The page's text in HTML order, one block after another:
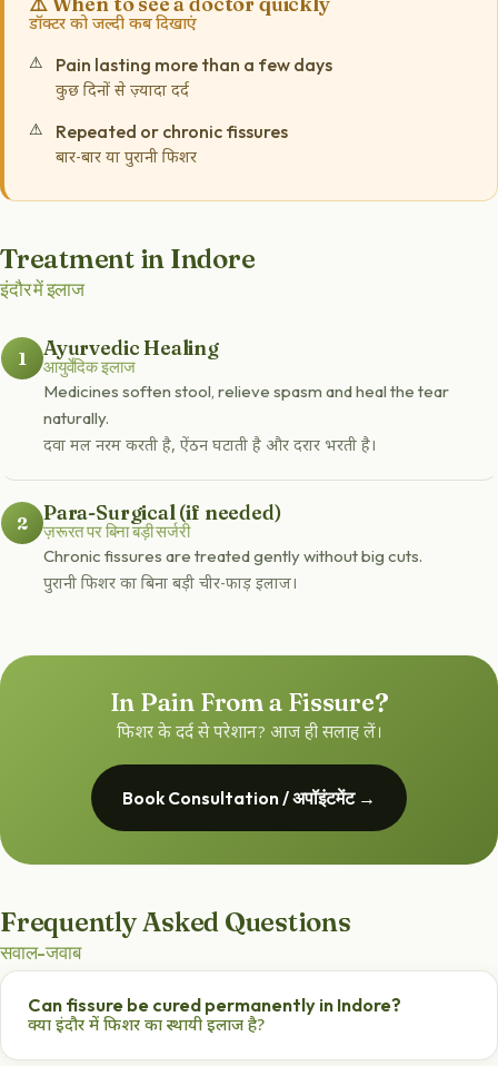
डॉक्टर को जल्दी कब दिखाएं
Pain lasting more than a few days
कुछ दिनों से ज़्यादा दर्द
Repeated or chronic fissures
बार-बार या पुरानी फिशर
Treatment in Indore
इंदौर में इलाज
1 Ayurvedic Healing
आयुर्वेदिक इलाज
Medicines soften stool, relieve spasm and heal the tear
naturally.
दवा मल नरम करती है, ऐंठन घटाती है और दरार भरती है।
2 Para-Surgical (if needed)
ज़रूरत पर बिना बड़ी सर्जरी
Chronic fissures are treated gently without big cuts.
पुरानी फिशर का बिना बड़ी चीर-फाड़ इलाज।
In Pain From a Fissure?
फिशर के दर्द से परेशान? आज ही सलाह लें।
Book Consultation / अपॉइंटमेंट →
Frequently Asked Questions
सवाल-जवाब
Can fissure be cured permanently in Indore?
क्या इंदौर में फिशर का स्थायी इलाज है?